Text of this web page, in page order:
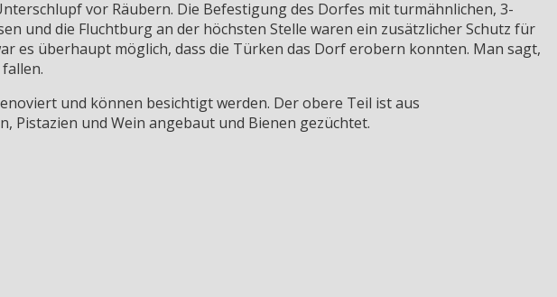
vor Räubern. Die Befestigung des Dorfes mit turmähnlichen, 3-
und die Fluchtburg an der höchsten Stelle waren ein zusätzlicher Schutz für
es überhaupt möglich, dass die Türken das Dorf erobern konnten. Man sagt,
und können besichtigt werden. Der obere Teil ist aus
Pistazien und Wein angebaut und Bienen gezüchtet.